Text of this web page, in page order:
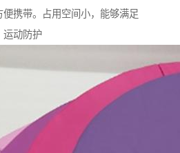
携带。占用空间小，能够满足
运动防护